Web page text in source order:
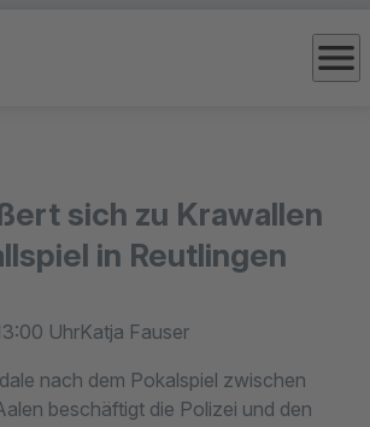
menu
sich zu Krawallen
in Reutlingen
UhrKatja Fauser
nach dem Pokalspiel zwischen
beschäftigt die Polizei und den